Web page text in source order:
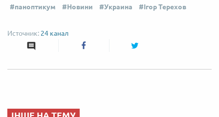
паноптикум
Новини Украина Ігор Терехов
24 канал
ІНШЕ НА ТЕМУ